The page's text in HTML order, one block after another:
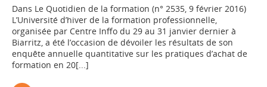
Dans Le Quotidien de la formation (n° 2535, 9 février 2016)
L’Université d’hiver de la formation professionnelle,
organisée par Centre Inffo du 29 au 31 janvier dernier à
Biarritz, a été l’occasion de dévoiler les résultats de son
enquête annuelle quantitative sur les pratiques d’achat de
formation en 20[...]